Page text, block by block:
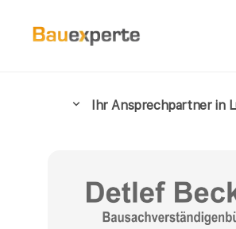
Ihr Ansprechpartner in